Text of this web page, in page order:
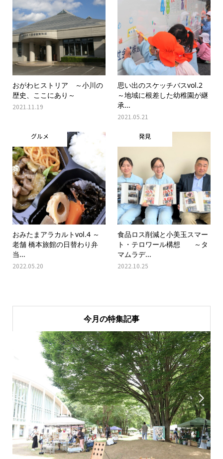
おがわヒストリア ～小川の
歴史、ここにあり～
2021.11.19
思い出のスケッチバスvol.2
～地域に根差した幼稚園が継
承...
2021.05.21
グルメ
おみたまアラカルトvol.4 ～
老舗 橋本旅館の日替わり弁
当...
2022.05.20
発見
食品ロス削減と小美玉スマー
ト・テロワール構想 ～タ
マムラデ...
2022.10.25
今月の特集記事
 